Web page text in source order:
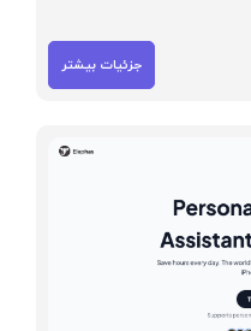
جزئیات بیشتر